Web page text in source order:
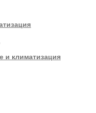
и климатизация